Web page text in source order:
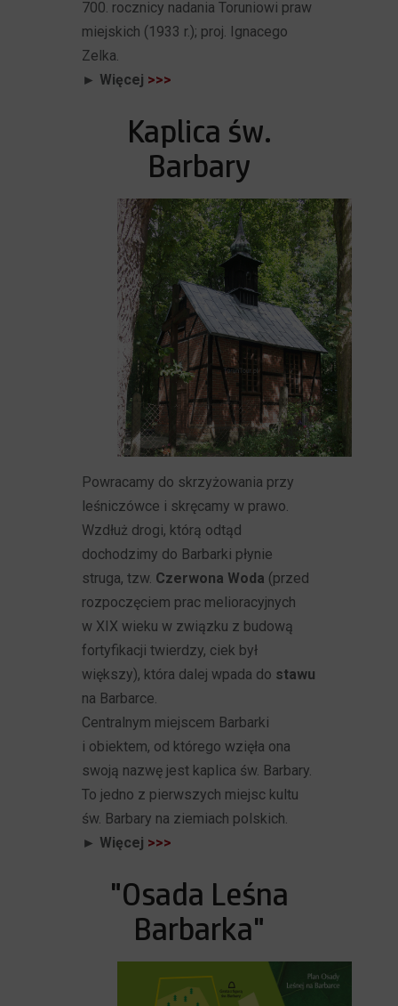
700. rocznicy nadania Toruniowi praw
miejskich (1933 r.); proj. Ignacego
Zelka.
► Więcej >>>
Kaplica św.
Barbary
Powracamy do skrzyżowania przy
leśniczówce i skręcamy w prawo.
Wzdłuż drogi, którą odtąd
dochodzimy do Barbarki płynie
struga, tzw. Czerwona Woda (przed
rozpoczęciem prac melioracyjnych
w XIX wieku w związku z budową
fortyfikacji twierdzy, ciek był
większy), która dalej wpada do stawu
na Barbarce.
Centralnym miejscem Barbarki
i obiektem, od którego wzięła ona
swoją nazwę jest kaplica św. Barbary.
To jedno z pierwszych miejsc kultu
św. Barbary na ziemiach polskich.
► Więcej >>>
"Osada Leśna
Barbarka"